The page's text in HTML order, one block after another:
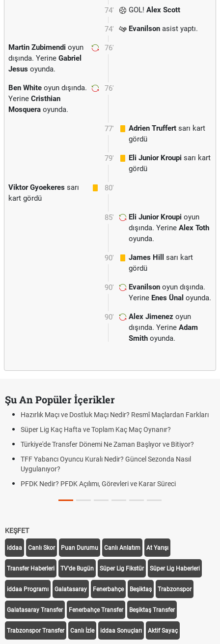
74' GOL! Alex Scott
74' Evanilson asist yaptı.
76'
Martin Zubimendi oyun
dışında. Yerine Gabriel
Jesus oyunda.
76'
Ben White oyun dışında.
Yerine Cristhian
Mosquera oyunda.
77' Adrien Truffert sarı kart
gördü
79' Eli Junior Kroupi sarı kart
gördü
80'
Viktor Gyoekeres sarı
kart gördü
85' Eli Junior Kroupi oyun
dışında. Yerine Alex Toth
oyunda.
90' James Hill
sarı kart
gördü
90' Evanilson oyun dışında.
Yerine Enes Ünal oyunda.
90' Alex Jimenez oyun
dışında. Yerine Adam
Smith oyunda.
Şu An Popüler İçerikler
Hazırlık Maçı ve Dostluk Maçı Nedir? Resmî Maçlardan Farkları
Süper Lig Kaç Hafta ve Toplam Kaç Maç Oynanır?
Türkiye'de Transfer Dönemi Ne Zaman Başlıyor ve Bitiyor?
TFF Yabancı Oyuncu Kuralı Nedir? Güncel Sezonda Nasıl
Uygulanıyor?
PFDK Nedir? PFDK Açılımı, Görevleri ve Karar Süreci
KEŞFET
iddaa Canlı Skor Puan Durumu Canlı Anlatım At Yarışı
Transfer Haberleri TV'de Bugün Süper Lig Fikstür Süper Lig Haberleri
iddaa Programı Galatasaray Fenerbahçe Beşiktaş Trabzonspor
Galatasaray Transfer Fenerbahçe Transfer Beşiktaş Transfer
Trabzonspor Transfer Canlı İzle iddaa Sonuçları Aktif Sayaç